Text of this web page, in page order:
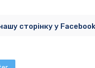
сторінку у Facebook